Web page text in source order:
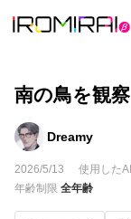
南の鳥を観察
Dreamy
2026/5/13 使用したAI
年齢制限 全年齢